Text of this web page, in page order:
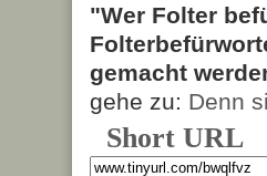
"Wer Folter
gemacht
gehe zu: Denn
Short URL